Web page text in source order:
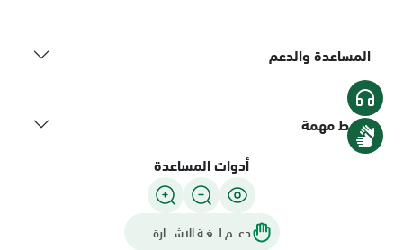
المساعدة والدعم
روابط مهمة
أدوات المساعدة
دعـــم لـــغـة الاشــــارة